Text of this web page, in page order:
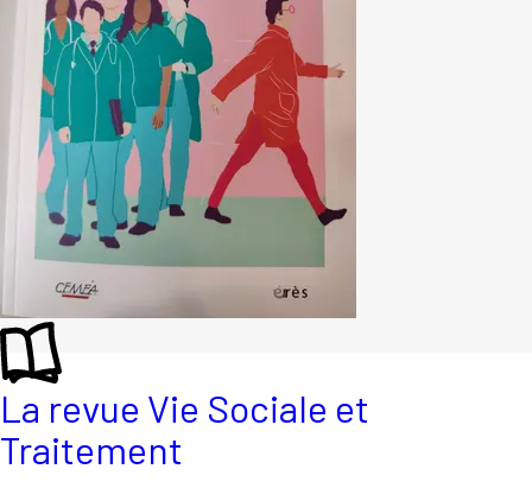
La revue Vie Sociale et
Traitement